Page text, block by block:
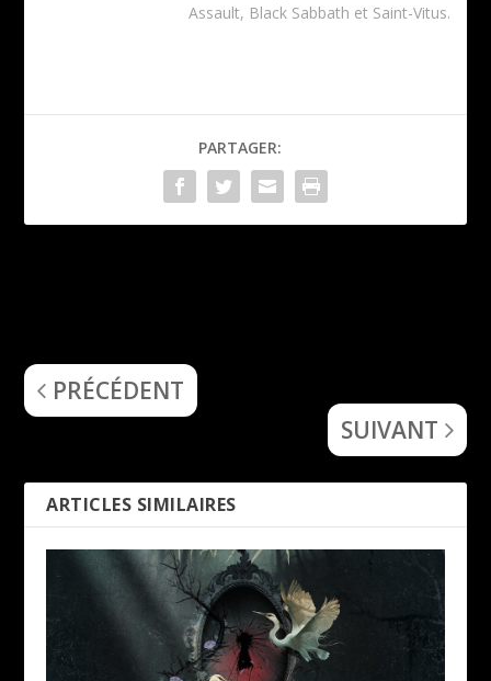
Assault, Black Sabbath et Saint-Vitus.
PARTAGER:
PRÉCÉDENT
SUIVANT
ARTICLES SIMILAIRES